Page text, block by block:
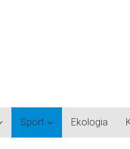
Sport Ekologia